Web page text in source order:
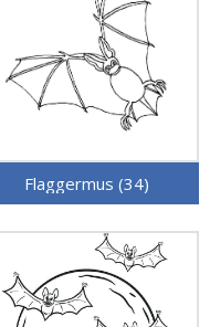
Flaggermus (34)